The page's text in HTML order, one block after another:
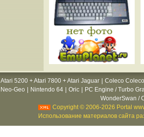
Atari 5200 + Atari 7800 + Atari Jaguar
Coleco
Neo-Geo Nintendo 64 Oric
PC Engine / Turbo
WonderSwan /
Copyright © 2006-2026 Portal
Использование материалов сайта